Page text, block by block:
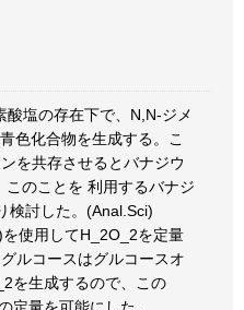
塩の存在下で、N,N-ジメ
色化合物を生成する。こ
を共存させるとバナジウ
のことを 利用するバナジ
検討した。(Anal.Sci)
使用してH_2O_2を定量
ルコースはグルコースオ
を生成するので、この